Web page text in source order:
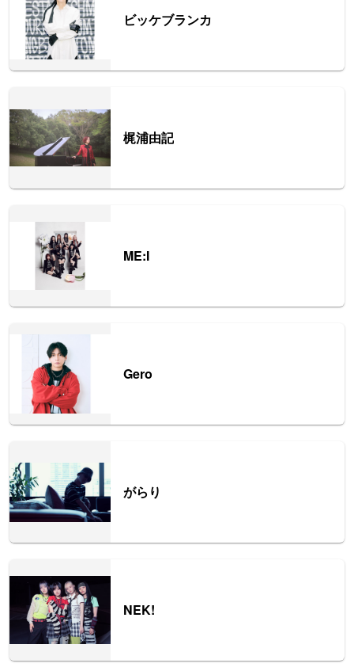
ビッケブランカ
梶浦由記
ME:I
Gero
がらり
NEK!